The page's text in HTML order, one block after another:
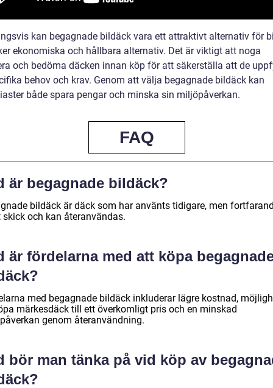
kan begagnade bildäck vara ett attraktivt alternativ för
ekonomiska och hållbara alternativ. Det är viktigt att noga
och bedöma däcken innan köp för att säkerställa att de
behov och krav. Genom att välja begagnade bildäck kan
både spara pengar och minska sin miljöpåverkan.
FAQ
är begagnade bildäck?
bildäck är däck som har använts tidigare, men
skick och kan återanvändas.
är fördelarna med att köpa
med begagnade bildäck inkluderar lägre kostnad,
märkesdäck till ett överkomligt pris och en minskad
genom återanvändning.
bör man tänka på vid köp av